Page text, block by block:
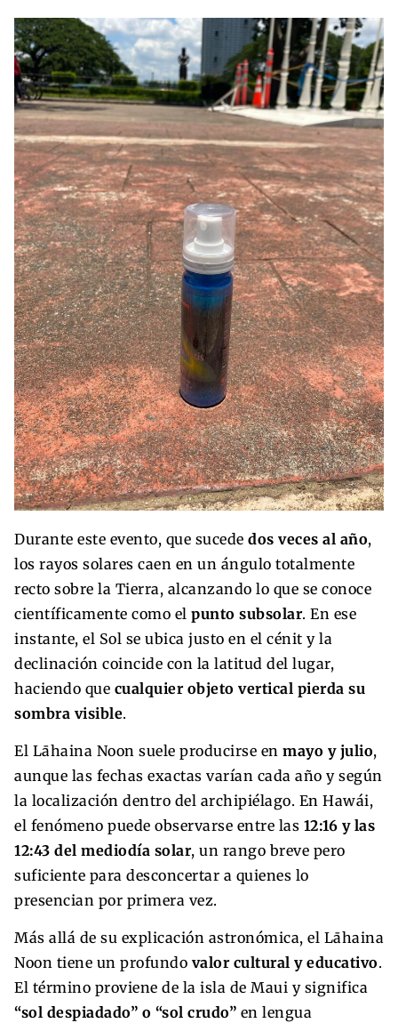
Durante este evento, que sucede dos veces al año,
los rayos solares caen en un ángulo totalmente
recto sobre la Tierra, alcanzando lo que se conoce
científicamente como el punto subsolar. En ese
instante, el Sol se ubica justo en el cénit y la
declinación coincide con la latitud del lugar,
haciendo que cualquier objeto vertical pierda su
sombra visible.
El Lāhaina Noon suele producirse en mayo y julio,
aunque las fechas exactas varían cada año y según
la localización dentro del archipiélago. En Hawái,
el fenómeno puede observarse entre las 12:16 y las
12:43 del mediodía solar, un rango breve pero
suficiente para desconcertar a quienes lo
presencian por primera vez.
Más allá de su explicación astronómica, el Lāhaina
Noon tiene un profundo valor cultural y educativo.
El término proviene de la isla de Maui y significa
“sol despiadado” o “sol crudo” en lengua